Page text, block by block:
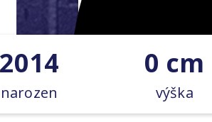
2014
narozen
0 cm
výška